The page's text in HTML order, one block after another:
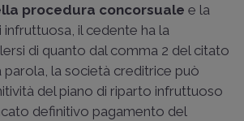
procedura concorsuale e la
il cedente ha la
di quanto dal comma 2 del citato
parola, la società creditrice può
del piano di riparto infruttuoso
definitivo pagamento del